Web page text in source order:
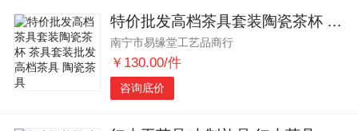
特价批发高档茶具套装陶瓷茶杯 茶具套装批发 高档茶具 陶瓷茶具
南宁市易缘堂工艺品商行
￥130.00/件
咨询底价